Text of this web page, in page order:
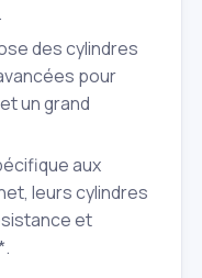
des cylindres
pour
un grand
aux
leurs cylindres
et